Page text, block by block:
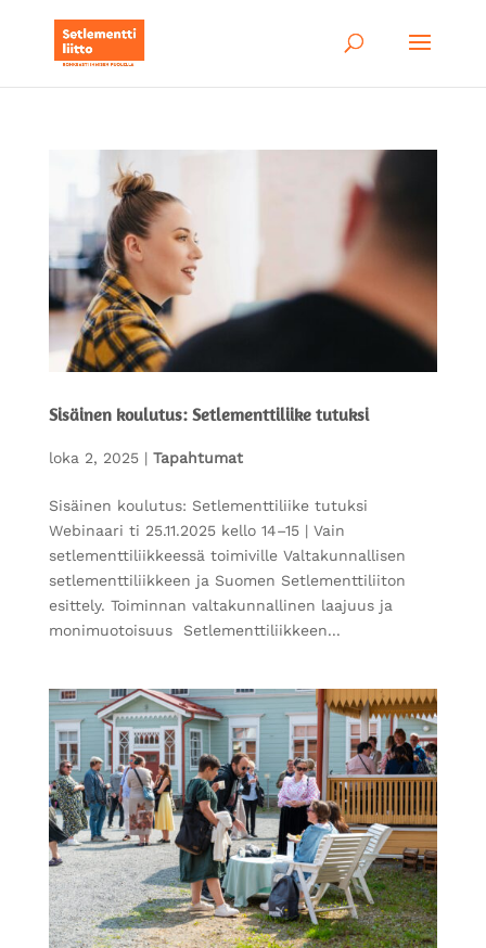
Sisäinen koulutus: Setlementtiliike tutuksi
loka 2, 2025| Tapahtumat
Sisäinen koulutus: Setlementtiliike tutuksi
Webinaari ti 25.11.2025 kello 14–15 | Vain
setlementtiliikkeessä toimiville Valtakunnallisen
setlementtiliikkeen ja Suomen Setlementtiliiton
esittely. Toiminnan valtakunnallinen laajuus ja
monimuotoisuus Setlementtiliikkeen...